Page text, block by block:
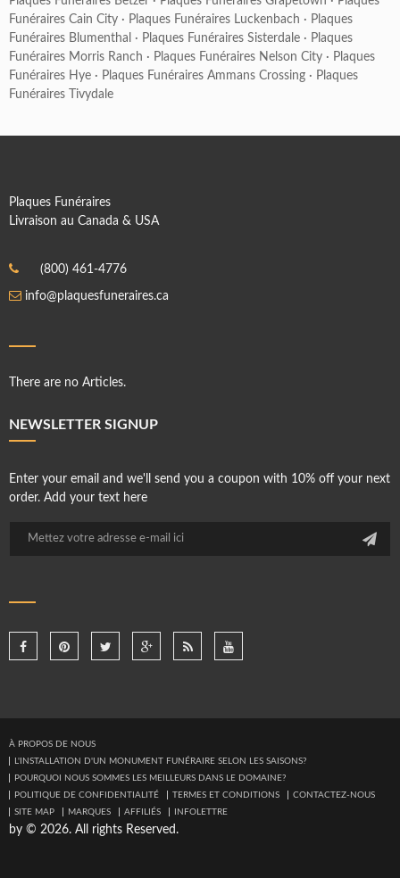
Funéraires Cain City · Plaques Funéraires Luckenbach · Plaques
Funéraires Blumenthal
· Plaques Funéraires Sisterdale · Plaques
Funéraires Morris Ranch · Plaques Funéraires Nelson City · Plaques
Funéraires Hye · Plaques Funéraires Ammans Crossing · Plaques
Funéraires Tivydale
Plaques Funéraires
Livraison au Canada & USA
(800) 461-4776
info@plaquesfuneraires.ca
There are no Articles.
NEWSLETTER SIGNUP
Enter your email and we'll send you a coupon with 10% off your next
order. Add your text here
À PROPOS DE NOUS
L'INSTALLATION D'UN MONUMENT FUNÉRAIRE SELON LES SAISONS?
POURQUOI NOUS SOMMES LES MEILLEURS DANS LE DOMAINE?
POLITIQUE DE CONFIDENTIALITÉ
TERMES ET CONDITIONS
CONTACTEZ-NOUS
SITE MAP
MARQUES AFFILIÉS INFOLETTRE
by © 2026. All rights Reserved.